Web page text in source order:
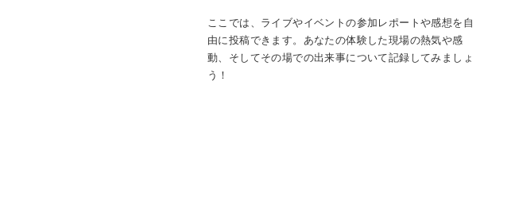
ここでは、ライブやイベントの参加レポートや感想を自
由に投稿できます。あなたの体験した現場の熱気や感
動、そしてその場での出来事について記録してみましょ
う！